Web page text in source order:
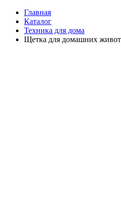
Главная
Каталог
Техника для дома
Щетка для домашних